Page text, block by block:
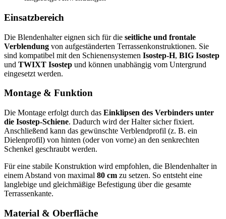
Einsatzbereich
Die Blendenhalter eignen sich für die seitliche und frontale
Verblendung von aufgeständerten Terrassenkonstruktionen. Sie
sind kompatibel mit den Schienensystemen Isostep-H, BIG Isostep
und TWIXT Isostep und können unabhängig vom Untergrund
eingesetzt werden.
Montage & Funktion
Die Montage erfolgt durch das Einklipsen des Verbinders unter
die Isostep-Schiene. Dadurch wird der Halter sicher fixiert.
Anschließend kann das gewünschte Verblendprofil (z. B. ein
Dielenprofil) von hinten (oder von vorne) an den senkrechten
Schenkel geschraubt werden.
Für eine stabile Konstruktion wird empfohlen, die Blendenhalter in
einem Abstand von maximal 80 cm zu setzen. So entsteht eine
langlebige und gleichmäßige Befestigung über die gesamte
Terrassenkante.
Material & Oberfläche